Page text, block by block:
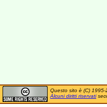
Questo sito è (C)
Alcuni diritti riservati